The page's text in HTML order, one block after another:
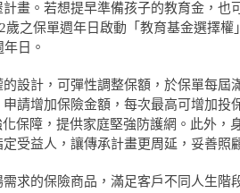
畫。若想提早準備孩子的教育金，也
之保單週年日啟動「教育基金選擇權
日。
設計，可彈性調整保額，於保單每屆
請增加保險金額，每次最高可增加投
保障，提供家庭堅強防護網。此外，
受益人，讓傳承計畫更周延，妥善照
求的保險商品，滿足客戶不同人生階